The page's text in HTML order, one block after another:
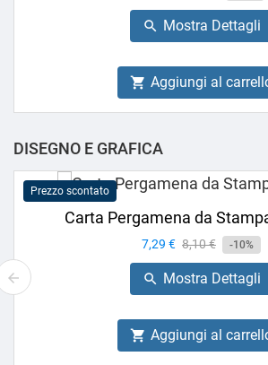
base
 Mostra Dettagli
 Aggiungi al
DISEGNO E GRAFICA
Prezzo scontato
Carta Pergamena da
Prezzo
7,29 € Prezzo
base
8,10 € -10%
 Mostra Dettagli
 Aggiungi al